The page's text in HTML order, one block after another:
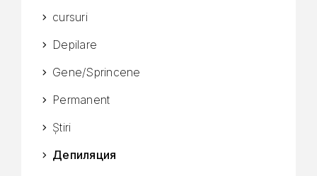
cursuri
Depilare
Gene/Sprincene
Permanent
Știri
Депиляция